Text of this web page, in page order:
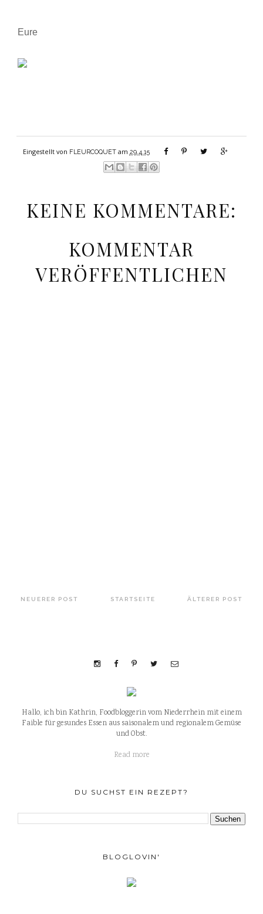
Eure
Eingestellt von FLEURCOQUET am 29.4.15
KEINE KOMMENTARE:
KOMMENTAR
VERÖFFENTLICHEN
NEUERER POST ÄLTERER POST
STARTSEITE
Hallo, ich bin Kathrin, Foodbloggerin vom Niederrhein mit einem
Faible für gesundes Essen aus saisonalem und regionalem Gemüse
und Obst.
Read more
DU SUCHST EIN REZEPT?
BLOGLOVIN'